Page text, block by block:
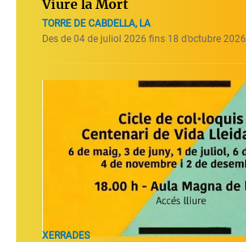
Viure la Mort
TORRE DE CABDELLA, LA
Des de 04 de juliol 2026 fins 18 d’octubre 2026
XERRADES